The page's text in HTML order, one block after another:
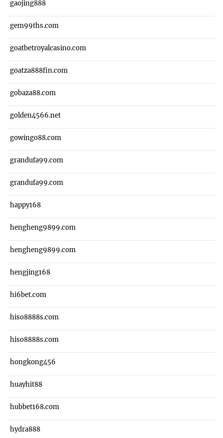
gaojing888
gem99ths.com
goatbetroyalcasino.com
goatza888fin.com
gobaza88.com
golden4566.net
gowingo88.com
grandufa99.com
grandufa99.com
happy168
hengheng9899.com
hengheng9899.com
hengjing168
hi6bet.com
hiso8888s.com
hiso8888s.com
hongkong456
huayhit88
hubbet168.com
hydra888